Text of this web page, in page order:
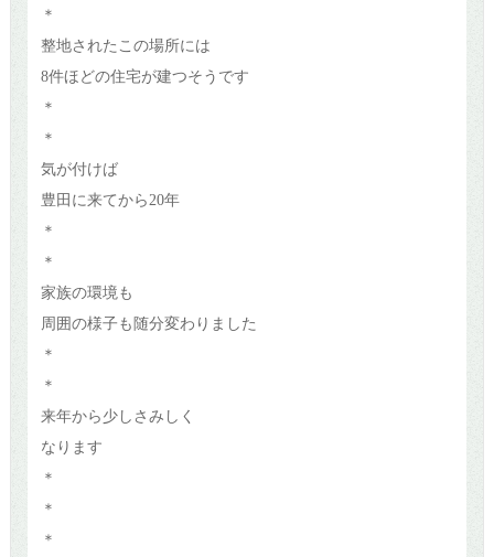
＊
整地されたこの場所には
8件ほどの住宅が建つそうです
＊
＊
気が付けば
豊田に来てから20年
＊
＊
家族の環境も
周囲の様子も随分変わりました
＊
＊
来年から少しさみしく
なります
＊
＊
＊